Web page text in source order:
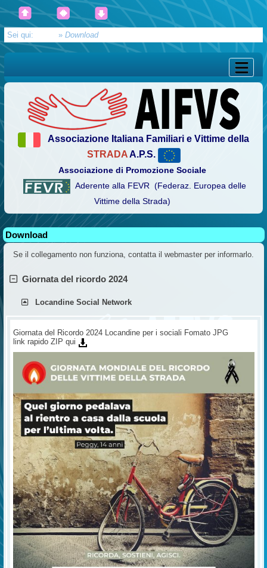
Sei qui: » Download
Associazione Italiana Familiari e Vittime della
STRADAA.P.S.
Associazione di Promozione Sociale
Aderente alla FEVR (Federaz. Europea delle
Vittime della Strada)
Download
Se il collegamento non funziona, contatta il webmaster per informarlo.
Giornata del ricordo 2024
Locandine Social Network
Giornata del Ricordo 2024 Locandine per i sociali Fomato JPG
link rapido ZIP qui